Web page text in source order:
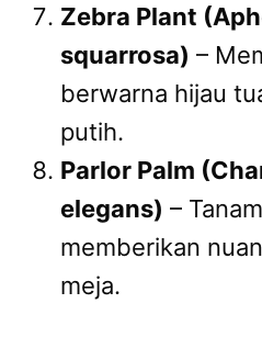
Zebra Plant
squarrosa) –
berwarna hijau
putih.
Parlor Palm
elegans) –
memberikan
meja.